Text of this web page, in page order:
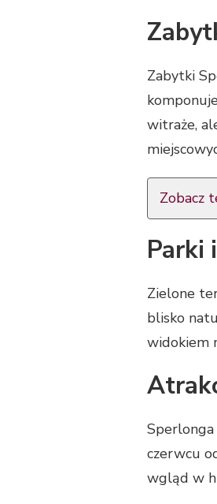
Zabytki
witraże,
Zobacz
Parki
Zielone
blisko
widokiem
czerwcu
wgląd w